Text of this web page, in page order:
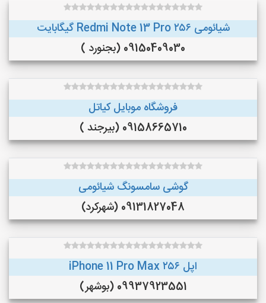
شیائومی Redmi Note 13 Pro ۲۵۶ گیگابایت
09150409030 (بجنورد )
فروشگاه موبایل کیاتل
09158665710 (بیرجند )
گوشی سامسونگ شیائومی
09131827048 (شهرکرد)
اپل iPhone 11 Pro Max ۲۵۶
09937923551 (بوشهر)